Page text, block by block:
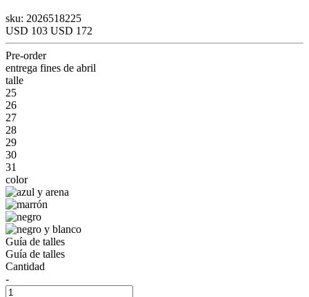
sku: 2026518225
USD 103 USD 172
Pre-order
entrega fines de abril
talle
25
26
27
28
29
30
31
color
Guía de talles
Guía de talles
Cantidad
-